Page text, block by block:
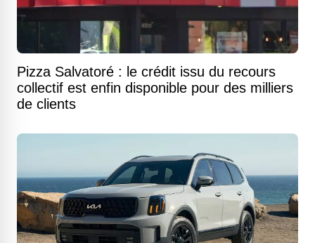
Pizza Salvatoré : le crédit issu du recours
collectif est enfin disponible pour des milliers
de clients